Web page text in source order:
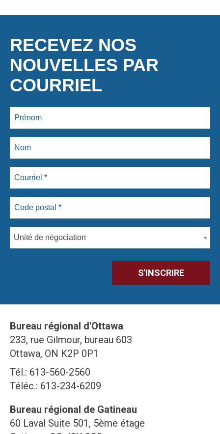
RECEVEZ NOS
NOUVELLES PAR
COURRIEL
Unité de négociation
Bureau régional d'Ottawa
233, rue Gilmour, bureau 603
Ottawa, ON K2P 0P1
Tél.: 613-560-2560
Téléc.: 613-234-6209
Bureau régional de Gatineau
60 Laval Suite 501, 5ème étage